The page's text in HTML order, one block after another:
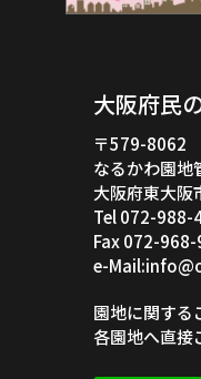
大阪府民
〒579-8062
なるかわ園地
大阪府東大
Tel 072-988-
Fax 072-
e-
園地に関する
各園地へ直接